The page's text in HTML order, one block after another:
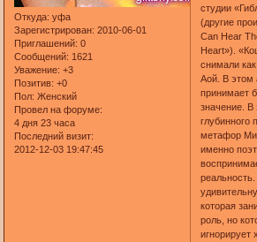
Откуда: уфа
Зарегистрирован: 2010-06-01
Приглашений: 0
Сообщений: 1621
Уважение: +3
Позитив: +0
Пол: Женский
Провел на форуме:
4 дня 23 часа
Последний визит:
2012-12-03 19:47:45
студии
(другие
Can Hear
Heart»).
снимали
Аой. В этом
принимает
значение. В
глубинного
метафор
именно
которая
роль, но
игнорирует